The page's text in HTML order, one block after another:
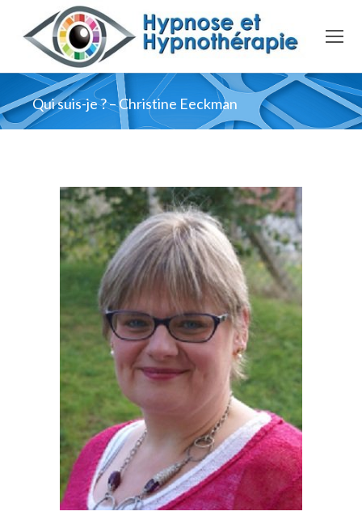
Qui suis-je ? – Christine Eeckman